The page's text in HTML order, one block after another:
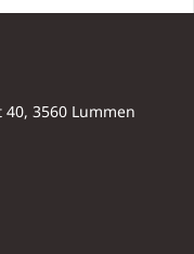
3560 Lummen